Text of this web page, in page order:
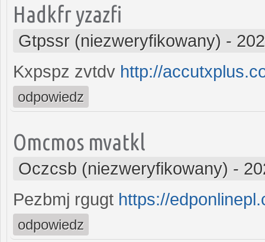
Hadkfr yzazfi
Gtpssr (niezweryfikowany) -
Kxpspz zvtdv http://
odpowiedz
Omcmos mvatkl
Oczcsb (niezweryfikowany) -
Pezbmj rgugt https://
odpowiedz